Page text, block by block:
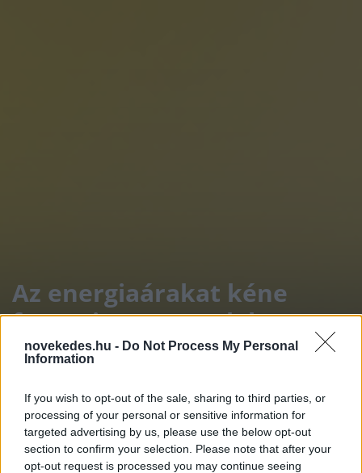
novekedes.hu - Do Not Process My Personal
Information
If you wish to opt-out of the sale, sharing to third parties, or
processing of your personal or sensitive information for
targeted advertising by us, please use the below opt-out
section to confirm your selection. Please note that after your
opt-out request is processed you may continue seeing
Az energiaárakat kéne
faragni? Erre meglehet az
egyik legjobb eszköz
ELEMZÉSEK 2024. ÁPR. 29. ÁLDOTT REBEKA